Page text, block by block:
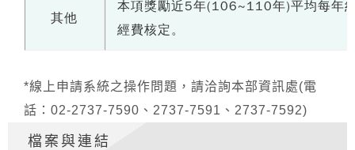
其他
本項獎勵近5年(106~110年)平均每年
經費核定。
*線上申請系統之操作問題，請洽詢本部資訊處(電
話：02-2737-7590、2737-7591、2737-7592)
檔案與連結